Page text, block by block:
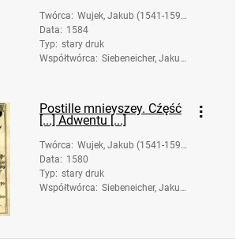
Twórca: Wujek, Jakub (1541-159
7)
Data: 1584
Typ: stary druk
Współtwórca: Siebeneicher, Jakub
Postille mnieyszey. Cźęść
[...] Adwentu [...]
Twórca: Wujek, Jakub (1541-159
7)
Data: 1580
Typ: stary druk
Współtwórca: Siebeneicher, Jakub